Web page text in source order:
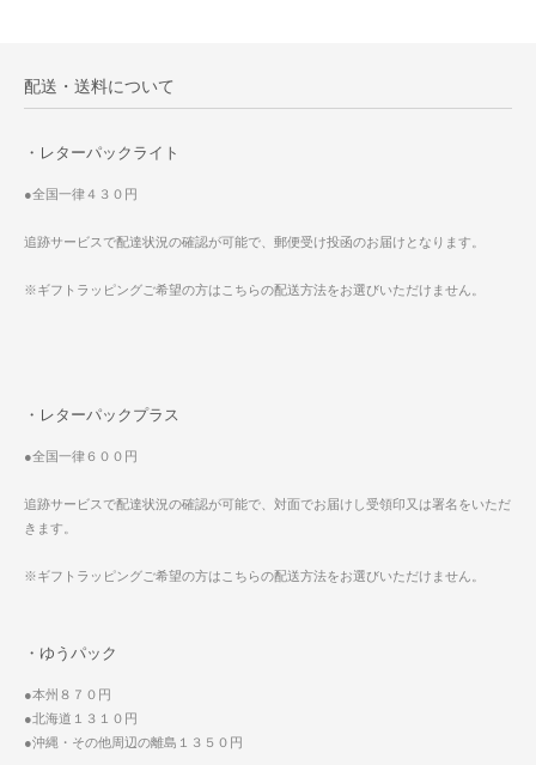
配送・送料について
・レターパックライト
●全国一律４３０円
追跡サービスで配達状況の確認が可能で、郵便受け投函のお届けとなります。
※ギフトラッピングご希望の方はこちらの配送方法をお選びいただけません。
・レターパックプラス
●全国一律６００円
追跡サービスで配達状況の確認が可能で、対面でお届けし受領印又は署名をいただ
きます。
※ギフトラッピングご希望の方はこちらの配送方法をお選びいただけません。
・ゆうパック
●本州８７０円
●北海道１３１０円
●沖縄・その他周辺の離島１３５０円